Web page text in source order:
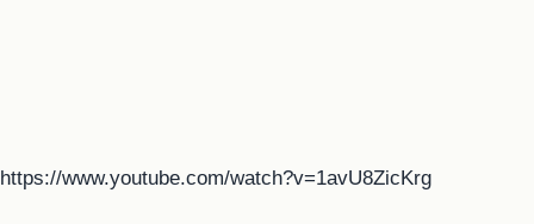
https://www.youtube.com/watch?v=1avU8ZicKrg